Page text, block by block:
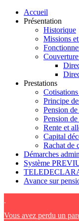
Accueil
Présentation
Historique
Missions
Prestations
Cotisations
Principe
Pension
Pension
Rente et
Capital
Rachat de
Démarches
Système
Avance sur
.
Vous avez perdu un